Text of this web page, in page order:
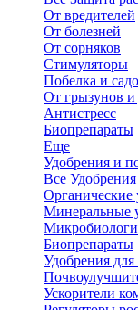
От вредителей
От болезней
От сорняков
Стимуляторы
Побелка и
От грызунов
Антистресс
Биопрепараты
Еще
Удобрения и
Все
Органические
Минеральные
Биопрепараты
Удобрения для
Ускорители